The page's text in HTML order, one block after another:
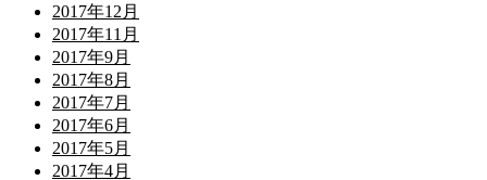
2017年12月
2017年11月
2017年9月
2017年8月
2017年7月
2017年6月
2017年5月
2017年4月